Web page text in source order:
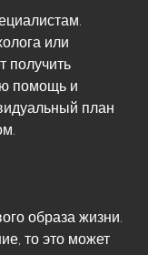
или
получить
помощь и
план
образа жизни.
то это может